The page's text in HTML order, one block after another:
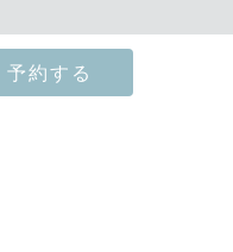
予約する